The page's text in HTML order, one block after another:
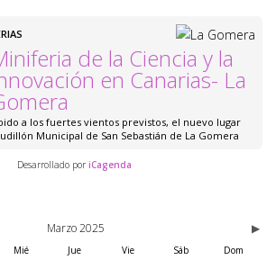
de la Ciencia y la
en Canarias- La
a los fuertes vientos previstos, el nuevo lugar
Municipal de San Sebastián de La Gomera
Desarrollado por iCagenda
Marzo 2025
Mié Jue Vie Sáb
Dom